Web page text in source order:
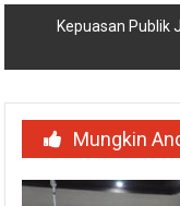
Kepuasan Publik
Mungkin